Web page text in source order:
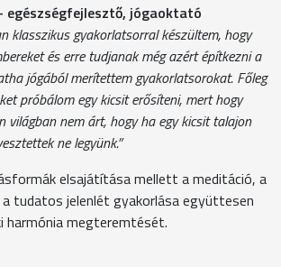
egészségfejlesztő, jógaoktató
klasszikus gyakorlatsorral készültem, hogy
és erre tudjanak még azért építkezni a
jógából merítettem gyakorlatsorokat. Főleg
próbálom egy kicsit erősíteni, mert hogy
világban nem árt, hogy ha egy kicsit talajon
ne legyünk.”
elsajátítása mellett a meditáció, a
tudatos jelenlét gyakorlása együttesen
megteremtését.